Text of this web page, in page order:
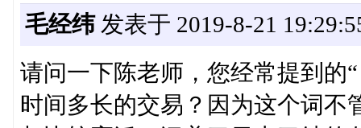
毛经纬发表于 2019-8-21
请问一下陈老师，您经常提到的
时间多长的交易？因为这个词